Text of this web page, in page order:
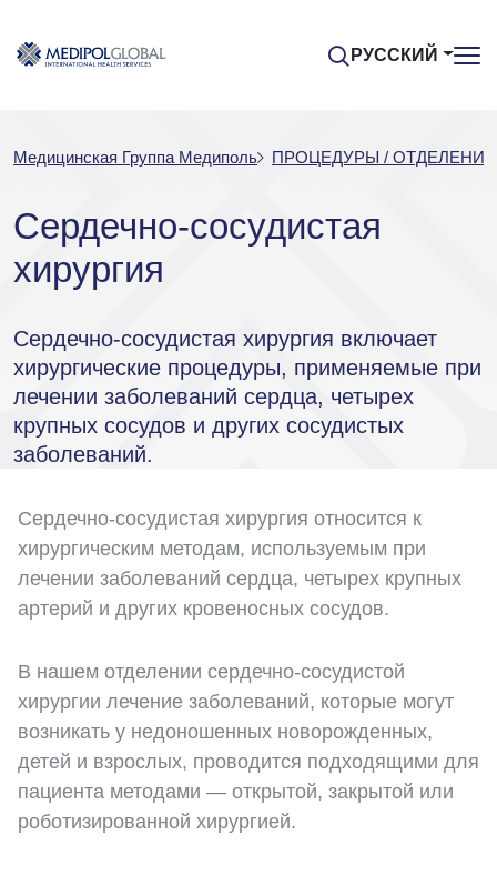
РУССКИЙ
Медицинская Группа Медиполь ПРОЦЕДУРЫ / ОТДЕЛЕНИЯ
Сердечно-сосудистая
хирургия
Сердечно-сосудистая хирургия включает
хирургические процедуры, применяемые при
лечении заболеваний сердца, четырех
крупных сосудов и других сосудистых
заболеваний.
Сердечно-сосудистая хирургия относится к
хирургическим методам, используемым при
лечении заболеваний сердца, четырех крупных
артерий и других кровеносных сосудов.
В нашем отделении сердечно-сосудистой
хирургии лечение заболеваний, которые могут
возникать у недоношенных новорожденных,
детей и взрослых, проводится подходящими для
пациента методами — открытой, закрытой или
роботизированной хирургией.